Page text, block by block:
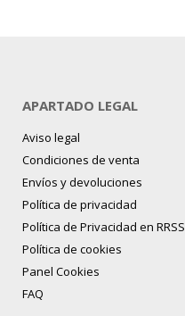
APARTADO LEGAL
Aviso legal
Condiciones de venta
Envíos y devoluciones
Política de privacidad
Política de Privacidad en RRSS
Política de cookies
Panel Cookies
FAQ